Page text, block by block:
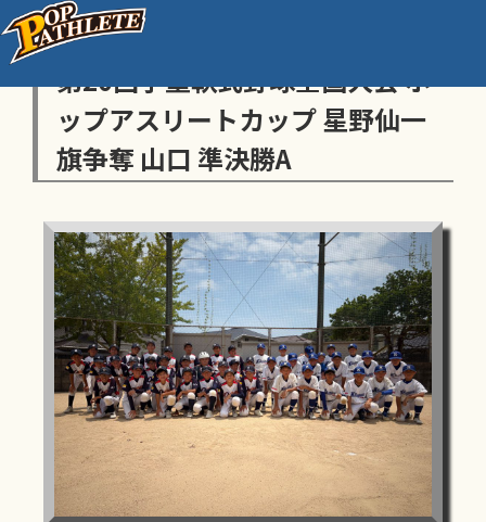
センス・トラストトーナメント
第20回学童軟式野球全国大会 ポ
ップアスリートカップ 星野仙一
旗争奪 山口 準決勝A